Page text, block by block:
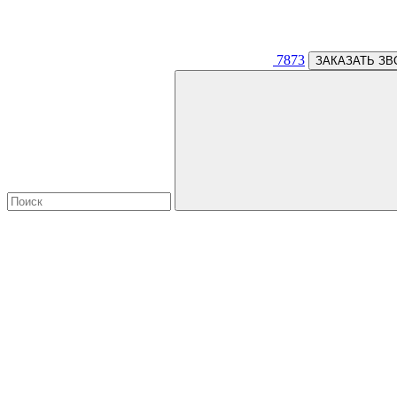
7873 ЗАКАЗАТЬ